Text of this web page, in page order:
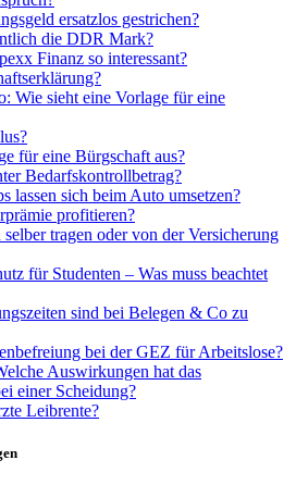
ersatzlos gestrichen?
die DDR Mark?
Finanz so interessant?
Wie sieht eine Vorlage für eine
für eine Bürgschaft aus?
Bedarfskontrollbetrag?
lassen sich beim Auto umsetzen?
profitieren?
tragen oder von der Versicherung
für Studenten – Was muss beachtet
sind bei Belegen & Co zu
bei der GEZ für Arbeitslose?
Auswirkungen hat das
einer Scheidung?
Leibrente?